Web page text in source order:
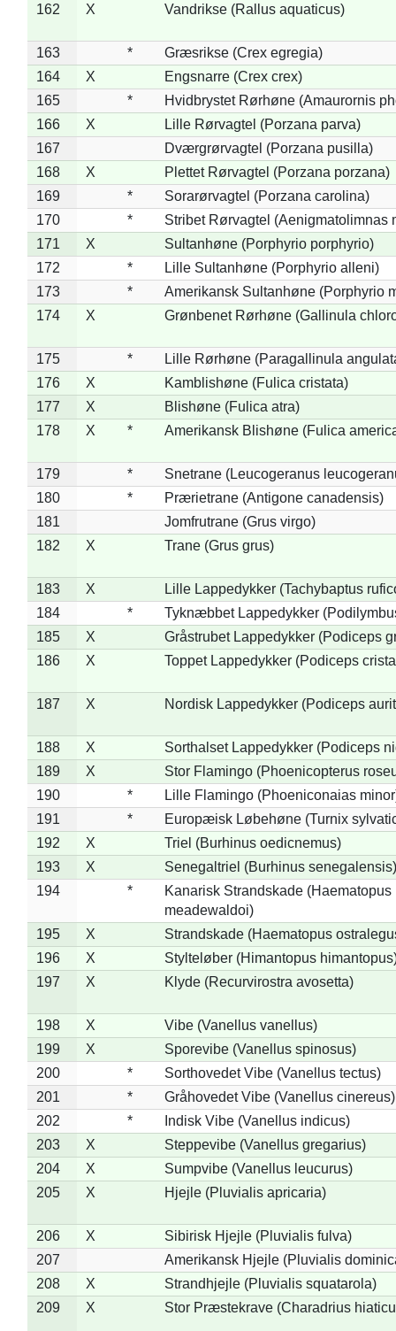
162
X Vandrikse (Rallus aquaticus)
163 *
Græsrikse (Crex egregia)
164
X
Engsnarre (Crex crex)
165
*
Hvidbrystet Rørhøne (Amaurornis
166
X
Lille Rørvagtel (Porzana parva)
167
Dværgrørvagtel (Porzana pusilla)
168
X
Plettet Rørvagtel (Porzana porzana)
169
*
Sorarørvagtel (Porzana carolina)
170
*
Stribet Rørvagtel (Aenigmatolimnas
171
X
Sultanhøne (Porphyrio porphyrio)
172
*
Lille Sultanhøne (Porphyrio alleni)
173
*
Amerikansk Sultanhøne (Porphyrio
174
X Grønbenet Rørhøne (Gallinula
175 *
Lille Rørhøne (Paragallinula
176
X
Kamblishøne (Fulica cristata)
177
X
Blishøne (Fulica atra)
178
X * Amerikansk Blishøne (Fulica
179 *
Snetrane (Leucogeranus
180
*
Prærietrane (Antigone canadensis)
181
Jomfrutrane (Grus virgo)
182
X Trane (Grus grus)
183 X
Lille Lappedykker (Tachybaptus
184
*
Tyknæbbet Lappedykker
185
X
Gråstrubet Lappedykker (Podiceps
186
X Toppet Lappedykker (Podiceps
187 X Nordisk Lappedykker (Podiceps
188 X
Sorthalset Lappedykker (Podiceps
189
X
Stor Flamingo (Phoenicopterus
190
*
Lille Flamingo (Phoeniconaias
191
*
Europæisk Løbehøne (Turnix
192
X
Triel (Burhinus oedicnemus)
193
X
Senegaltriel (Burhinus senegalensis)
194
*
Kanarisk Strandskade (Haematopus
meadewaldoi)
195
X
Strandskade (Haematopus
196
X
Stylteløber (Himantopus
197
X Klyde (Recurvirostra avosetta)
198 X
Vibe (Vanellus vanellus)
199
X
Sporevibe (Vanellus spinosus)
200
*
Sorthovedet Vibe (Vanellus tectus)
201
*
Gråhovedet Vibe (Vanellus cinereus)
202
*
Indisk Vibe (Vanellus indicus)
203
X
Steppevibe (Vanellus gregarius)
204
X
Sumpvibe (Vanellus leucurus)
205
X Hjejle (Pluvialis apricaria)
206 X
Sibirisk Hjejle (Pluvialis fulva)
207
Amerikansk Hjejle (Pluvialis
208
X
Strandhjejle (Pluvialis squatarola)
209
X Stor Præstekrave (Charadrius